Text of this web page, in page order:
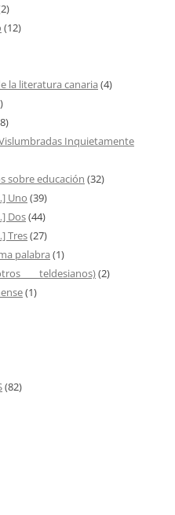
(12)
la literatura canaria (4)
Inquietamente
sobre educación (32)
Uno (39)
Dos(44)
Tres(27)
palabra (1)
___ teldesianos)(2)
(1)
(82)